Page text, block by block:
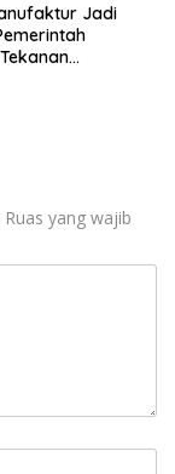
Jadi
Ruas yang wajib